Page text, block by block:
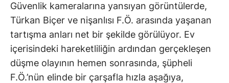
Güvenlik kameralarına yansıyan görüntülerde,
Türkan Biçer ve nişanlısı F.Ö. arasında yaşanan
tartışma anları net bir şekilde görülüyor. Ev
içerisindeki hareketliliğin ardından gerçekleşen
düşme olayının hemen sonrasında, şüpheli
F.Ö.’nün elinde bir çarşafla hızla aşağıya,